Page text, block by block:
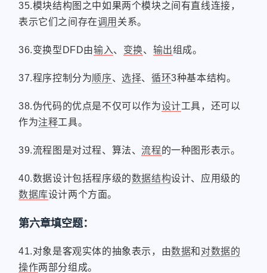
35.模块结构图之中如果两个模块之间有直线连接，
表示它们之间存在调用 关系。
36.变换型DFD由输入、 变换、 输出组成。
37.程序控制分为顺序、 选择、循环3种基本结构。
38.伪代码的优点是不仅可以作为设计工具，还可以
作为注释工具。
39.流程图是对过程、算法、流程的一种图形表示。
40.数据设计包括程序级的数据结构设计、应用级的
数据库设计两个方面。
第六章填空题：
41.对象是客观实体的抽象表示，由数据和 对数据的
操作两部分组成。